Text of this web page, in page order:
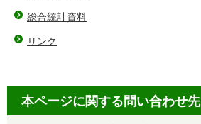
総合統計資料
リンク
本ページに関する問い合わせ先